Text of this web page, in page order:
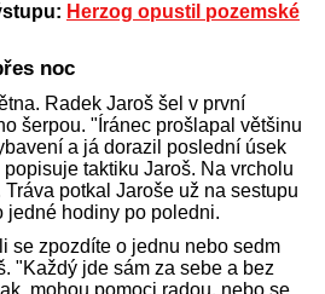
Herzog opustil pozemské
noc
Radek Jaroš šel v první
šerpou. "Íránec prošlapal většinu
a já dorazil poslední úsek
taktiku Jaroš. Na vrcholu
potkal Jaroše už na sestupu
jedné hodiny po poledni.
se zpozdíte o jednu nebo sedm
"Každý jde sám za sebe a bez